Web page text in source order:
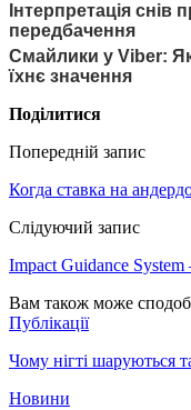
Інтерпретація
передбачення
Смайлики у Viber:
їхнє значення
Поділитися
Попередній запис
Когда ставка на
Слідуючий запис
Impact Guidance
Вам також може
Публікації
Чому нігті шаруються
Новини